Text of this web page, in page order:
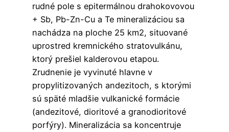
rudné pole s epitermálnou drahokovovou
+ Sb, Pb-Zn-Cu a Te mineralizáciou sa
nachádza na ploche 25 km2, situované
uprostred kremnického stratovulkánu,
ktorý prešiel kalderovou etapou.
Zrudnenie je vyvinuté hlavne v
propylitizovaných andezitoch, s ktorými
sú späté mladšie vulkanické formácie
(andezitové, dioritové a granodioritové
porfýry). Mineralizácia sa koncentruje